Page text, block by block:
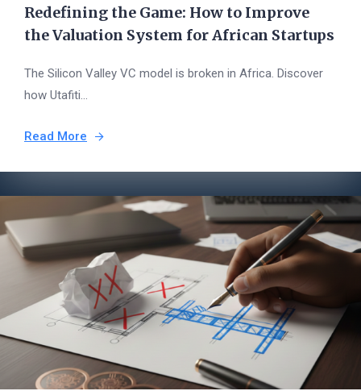
Redefining the Game: How to Improve
the Valuation System for African Startups
The Silicon Valley VC model is broken in Africa. Discover
how Utafiti...
Read More